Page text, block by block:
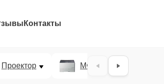
Контакты
Проектор МФУ